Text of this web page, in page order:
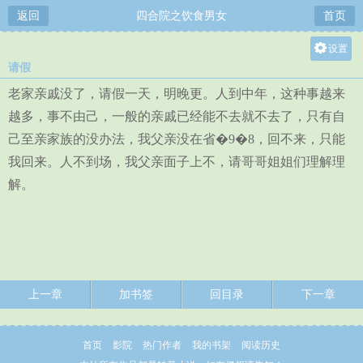
返回 四合院之饮食男女 首页
设置
大
中
小
请假
老家亲戚没了，请假一天，明晚更。人到中年，这种事越来
越多，事不由己，一般的亲戚已经能不去就不去了，只有自
己至亲家族的没办法，我父亲没在省�9�8，回不来，只能
我回来。人不到场，我父亲面子上不，请哥哥姐姐们理解理
解。
上一章 加书签 回目录 下一章
首页 影院 热门作者 我的书架
阅读历史